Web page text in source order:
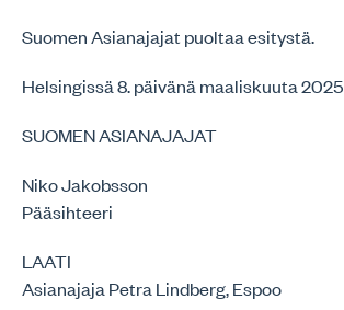
Suomen Asianajajat puoltaa esitystä.
Helsingissä 8. päivänä maaliskuuta 2025
SUOMEN ASIANAJAJAT
Niko Jakobsson
Pääsihteeri
LAATI
Asianajaja Petra Lindberg, Espoo